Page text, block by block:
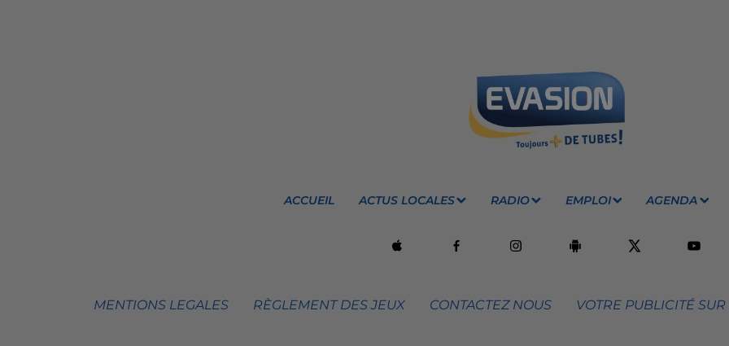
ACCUEIL ACTUS LOCALES RADIO EMPLOI AGENDA
MENTIONS LEGALES RÈGLEMENT DES JEUX CONTACTEZ NOUS VOTRE PUBLICITÉ